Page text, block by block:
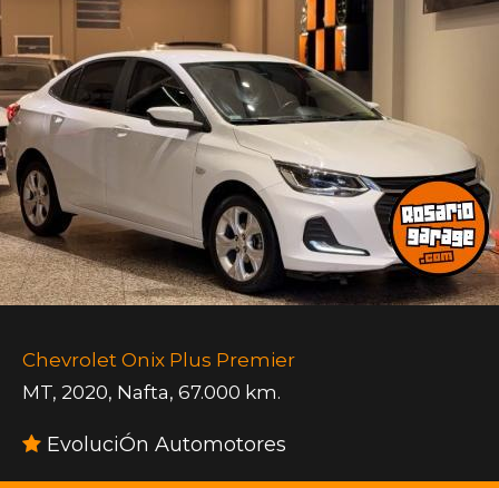
Chevrolet Onix Plus Premier
MT, 2020, Nafta, 67.000 km.
EvoluciÓn Automotores